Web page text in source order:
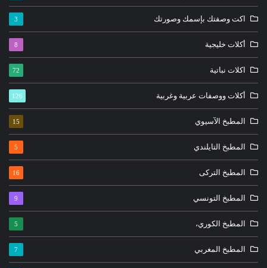
اكت وصفتك بإسمك وصورتك 3
أكلات خليجية 8
اكلات نباتية 72
أكلات ووصفات عربية وغربية 126
المطبخ الآسيوي 15
المطبخ التايلندي 5
المطبخ التركى 16
المطبخ التونسي 9
المطبخ الكوري، 5
المطبخ المغربي 7